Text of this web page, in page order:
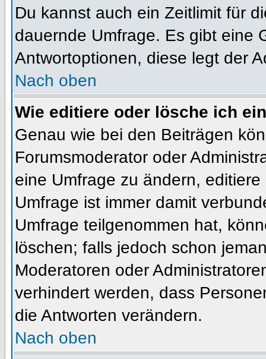
Du kannst auch ein Zeitlimit für
dauernde Umfrage. Es gibt eine
Antwortoptionen, diese legt der
Nach oben
Wie editiere oder lösche ich
Genau wie bei den Beiträgen
Forumsmoderator oder
eine Umfrage zu ändern,
Umfrage ist immer damit
Umfrage teilgenommen hat,
löschen; falls jedoch schon
Moderatoren oder
verhindert werden, dass
die Antworten verändern.
Nach oben